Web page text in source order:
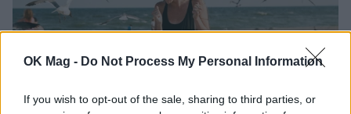
OK Mag - Do Not Process My Personal Information
If you wish to opt-out of the sale, sharing to third parties, or